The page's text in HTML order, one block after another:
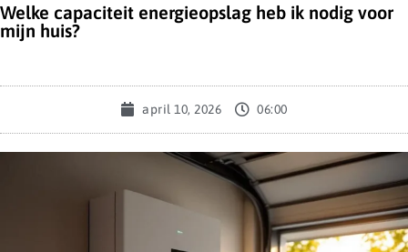
Welke capaciteit energieopslag heb ik nodig voor
mijn huis?
april 10, 2026 06:00